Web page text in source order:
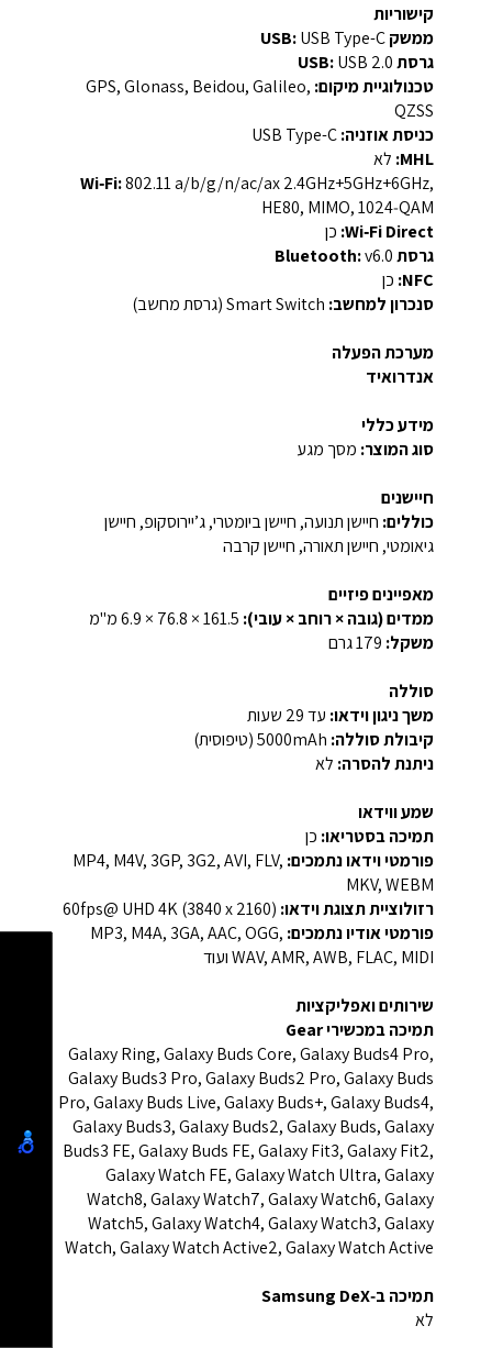
קישוריות
ממשק USB:USB Type-C
גרסת USB:USB 2.0
טכנולוגיית מיקום: GPS, Glonass, Beidou, Galileo,
QZSS
כניסת אוזניה:
MHL: לא
Wi‑Fi:‎802.11 a/b/g/n/ac/ax 2.4GHz+5GHz+6GHz,
HE80, MIMO, 1024‑QAM‎
Wi‑Fi Direct: כן
גרסת Bluetooth:‎v6.0‎
NFC: כן
סנכרון למחשב:
מערכת הפעלה
אנדרואיד
מידע כללי
סוג המוצר: מסך מגע
חיישנים
כוללים: חיישן תנועה, חיישן ביומטרי, ג’יירוסקופ, חיישן
גיאומטי, חיישן תאורה, חיישן קרבה
מאפיינים פיזיים
ממדים (גובה × רוחב × עובי):
משקל:
סוללה
משך ניגון וידאו: עד ‎29 שעות‎
קיבולת סוללה:
ניתנת להסרה: לא
שמע ווידאו
תמיכה בסטריאו: כן
פורמטי וידאו נתמכים: ‎MP4, M4V, 3GP, 3G2, AVI, FLV,
MKV, WEBM‎
רזולוציית תצוגת וידאו:
פורמטי אודיו נתמכים: ‎MP3, M4A, 3GA, AAC, OGG,
WAV, AMR, AWB, FLAC, MIDI ועוד‎
שירותים ואפליקציות
תמיכה במכשירי Gear
Galaxy Ring, Galaxy Buds Core, Galaxy Buds4 Pro,
Galaxy Buds3 Pro, Galaxy Buds2 Pro, Galaxy Buds
Pro, Galaxy Buds Live, Galaxy Buds+, Galaxy Buds4,
Galaxy Buds3, Galaxy Buds2, Galaxy Buds, Galaxy
Buds3 FE, Galaxy Buds FE, Galaxy Fit3, Galaxy Fit2,
Galaxy Watch FE, Galaxy Watch Ultra, Galaxy
Watch8, Galaxy Watch7, Galaxy Watch6, Galaxy
Watch5, Galaxy Watch4, Galaxy Watch3, Galaxy
Watch, Galaxy Watch Active2, Galaxy Watch Active
תמיכה ב‑Samsung DeX
לא